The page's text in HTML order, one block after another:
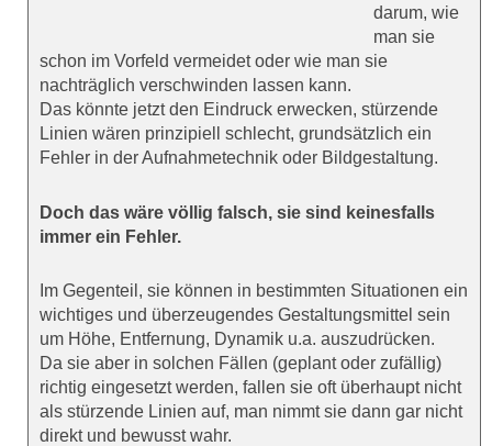
darum, wie
man sie
schon im Vorfeld vermeidet oder wie man sie
nachträglich verschwinden lassen kann.
Das könnte jetzt den Eindruck erwecken, stürzende
Linien wären prinzipiell schlecht, grundsätzlich ein
Fehler in der Aufnahmetechnik oder Bildgestaltung.
Doch das wäre völlig falsch, sie sind keinesfalls
immer ein Fehler.
Im Gegenteil, sie können in bestimmten Situationen ein
wichtiges und überzeugendes Gestaltungsmittel sein
um Höhe, Entfernung, Dynamik u.a. auszudrücken.
Da sie aber in solchen Fällen (geplant oder zufällig)
richtig eingesetzt werden, fallen sie oft überhaupt nicht
als stürzende Linien auf, man nimmt sie dann gar nicht
direkt und bewusst wahr.